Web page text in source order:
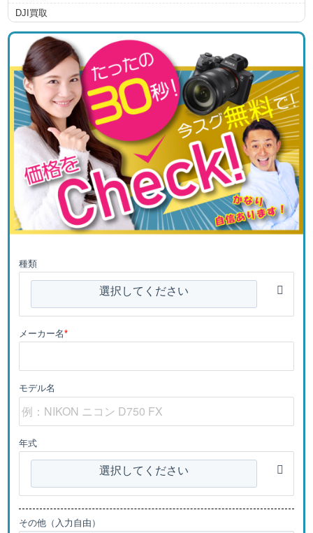
DJI買取
種類
選択してください
メーカー名*
モデル名
年式
選択してください
その他（入力自由）